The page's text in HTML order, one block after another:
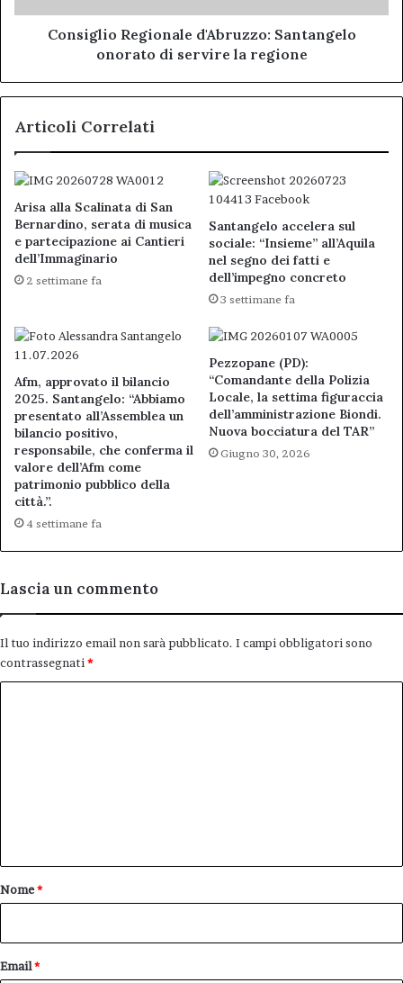
regione
Consiglio Regionale d'Abruzzo: Santangelo
onorato di servire la regione
Articoli Correlati
Arisa alla Scalinata di San
Bernardino, serata di musica
e partecipazione ai Cantieri
dell’Immaginario
2 settimane fa
Santangelo accelera sul
sociale: “Insieme” all’Aquila
nel segno dei fatti e
dell’impegno concreto
3 settimane fa
Afm, approvato il bilancio
2025. Santangelo: “Abbiamo
presentato all’Assemblea un
bilancio positivo,
responsabile, che conferma il
valore dell’Afm come
patrimonio pubblico della
città.”.
4 settimane fa
Pezzopane (PD):
“Comandante della Polizia
Locale, la settima figuraccia
dell’amministrazione Biondi.
Nuova bocciatura del TAR”
Giugno 30, 2026
Lascia un commento
Il tuo indirizzo email non sarà pubblicato. I campi obbligatori sono
contrassegnati *
o
Nome*
Email*